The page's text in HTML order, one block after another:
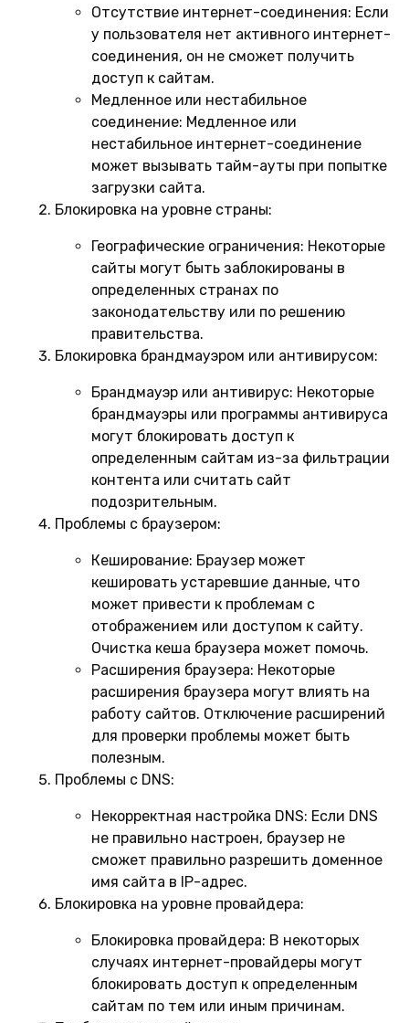
Отсутствие интернет-соединения: Если
у пользователя нет активного интернет-
соединения, он не сможет получить
доступ к сайтам.
Медленное или нестабильное
соединение: Медленное или
нестабильное интернет-соединение
может вызывать тайм-ауты при попытке
загрузки сайта.
Блокировка на уровне страны:
Географические ограничения: Некоторые
сайты могут быть заблокированы в
определенных странах по
законодательству или по решению
правительства.
Блокировка брандмауэром или антивирусом:
Брандмауэр или антивирус: Некоторые
брандмауэры или программы антивируса
могут блокировать доступ к
определенным сайтам из-за фильтрации
контента или считать сайт
подозрительным.
Проблемы с браузером:
Кеширование: Браузер может
кешировать устаревшие данные, что
может привести к проблемам с
отображением или доступом к сайту.
Очистка кеша браузера может помочь.
Расширения браузера: Некоторые
расширения браузера могут влиять на
работу сайтов. Отключение расширений
для проверки проблемы может быть
полезным.
Проблемы с DNS:
Некорректная настройка DNS: Если DNS
не правильно настроен, браузер не
сможет правильно разрешить доменное
имя сайта в IP-адрес.
Блокировка на уровне провайдера:
Блокировка провайдера: В некоторых
случаях интернет-провайдеры могут
блокировать доступ к определенным
сайтам по тем или иным причинам.